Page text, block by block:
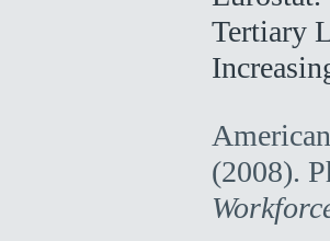
Tertiary
(2008).